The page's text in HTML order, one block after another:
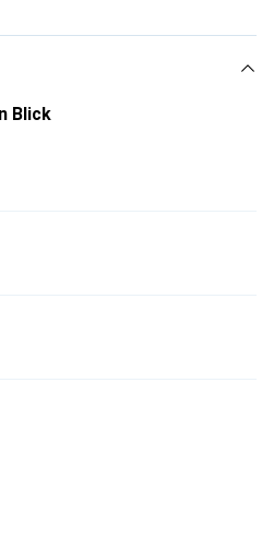
Laptops, um eine optimale
und die Leistung der
Die Arctic MX-7 ist eine
Wert auf Qualität und
Blick